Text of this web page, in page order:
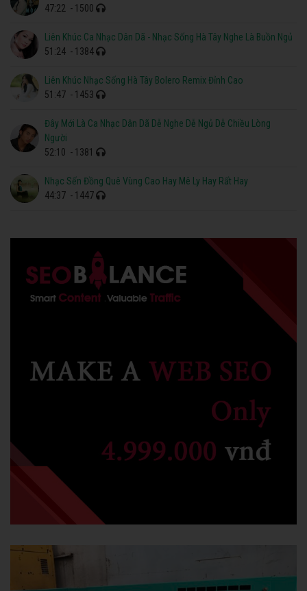
47:22 - 1500
Liên Khúc Ca Nhạc Dân Dã - Nhạc Sống Hà Tây Nghe Là Buồn Ngủ
51:24 - 1384
Liên Khúc Nhạc Sống Hà Tây Bolero Remix Đỉnh Cao
51:47 - 1453
Đây Mới Là Ca Nhạc Dân Dã Dễ Nghe Dễ Ngủ Dễ Chiều Lòng
Người
52:10 - 1381
Nhạc Sến Đồng Quê Vùng Cao Hay Mê Ly Hay Rất Hay
44:37 - 1447